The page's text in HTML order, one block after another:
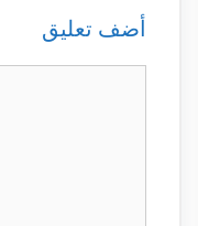
أضف تعليق